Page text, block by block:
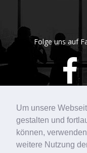
Um unsere
gestalten und
können,
weitere Nutzung
Folge uns auf
420